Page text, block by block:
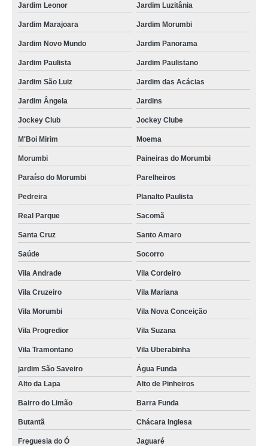
Jardim Leonor Jardim Luzitânia
Jardim Marajoara Jardim Morumbi
Jardim Novo Mundo Jardim Panorama
Jardim Paulista Jardim Paulistano
Jardim São Luiz Jardim das Acácias
Jardim Ângela Jardins
Jockey Club Jockey Clube
M'Boi Mirim Moema
Morumbi Paineiras do Morumbi
Paraíso do Morumbi Parelheiros
Pedreira Planalto Paulista
Real Parque Sacomã
Santa Cruz Santo Amaro
Saúde Socorro
Vila Andrade Vila Cordeiro
Vila Cruzeiro Vila Mariana
Vila Morumbi Vila Nova Conceição
Vila Progredior Vila Suzana
Vila Tramontano Vila Uberabinha
jardim São Saveiro
Água Funda
Alto da Lapa
Alto de Pinheiros
Bairro do Limão Barra Funda
Butantã Chácara Inglesa
Freguesia do Ó Jaguaré